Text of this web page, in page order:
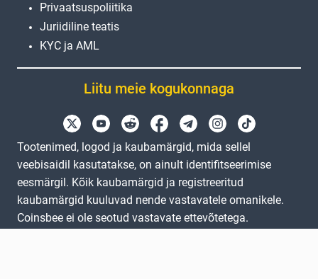
Privaatsuspoliitika
Juriidiline teatis
KYC ja AML
Liitu meie kogukonnaga
Tootenimed, logod ja kaubamärgid, mida sellel
veebisaidil kasutatakse, on ainult identifitseerimise
eesmärgil. Kõik kaubamärgid ja registreeritud
kaubamärgid kuuluvad nende vastavatele omanikele.
Coinsbee ei ole seotud vastavate ettevõtetega.